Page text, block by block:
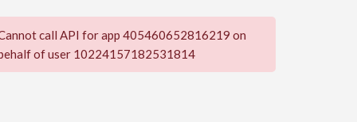
call API for app 405460652816219 on
of user 10224157182531814